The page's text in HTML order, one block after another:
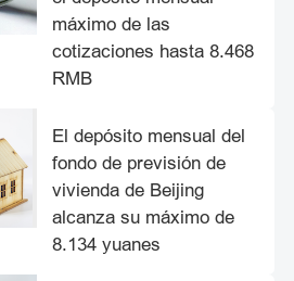
máximo de las
cotizaciones hasta 8.468
RMB
El depósito mensual del
fondo de previsión de
vivienda de Beijing
alcanza su máximo de
8.134 yuanes